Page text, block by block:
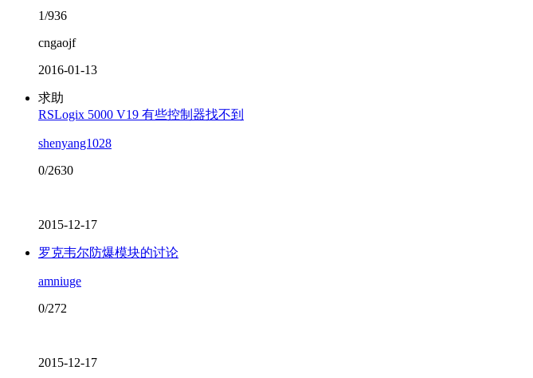
1/936
cngaojf
2016-01-13
求助
RSLogix 5000 V19 有些控制器找不到
shenyang1028
0/2630
2015-12-17
罗克韦尔防爆模块的讨论
amniuge
0/272
2015-12-17